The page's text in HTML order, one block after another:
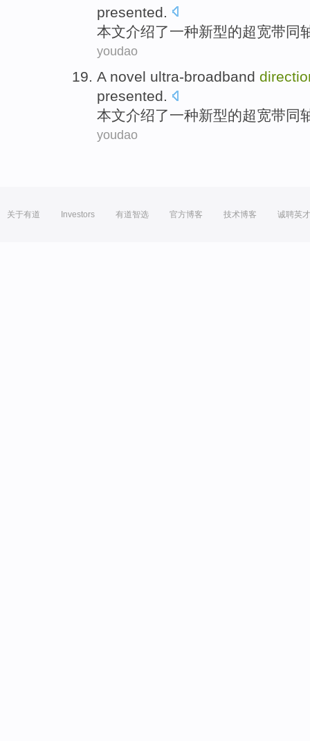
presented
本文介绍了一种新型的超宽带同
youdao
A novel ultra-broadband
presented.
本文介绍了一种新型的超宽带同
youdao
关于有道 Investors 有道智选 官方博客 技术博客 诚聘英才